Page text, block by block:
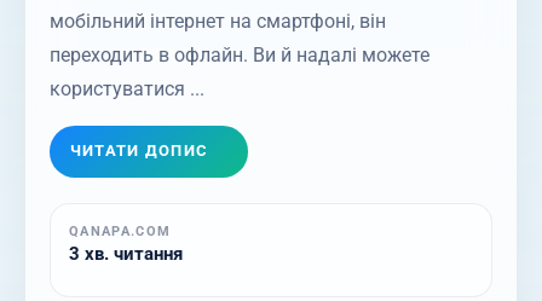
мобільний інтернет на смартфоні, він
переходить в офлайн. Ви й надалі можете
користуватися ...
ЧИТАТИ ДОПИС
QANAPA.COM
3 хв. читання